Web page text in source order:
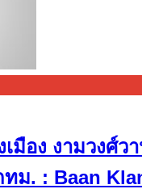
มือง งามวงศ์
. : Baan